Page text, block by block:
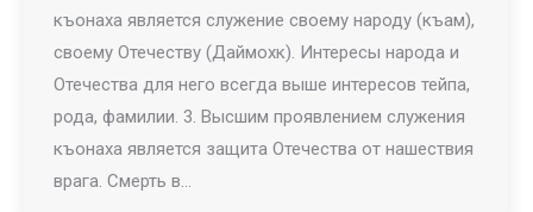
къонаха является служение своему народу (къам),
своему Отечеству (Даймохк). Интересы народа и
Отечества для него всегда выше интересов тейпа,
рода, фамилии. 3. Высшим проявлением служения
къонаха является защита Отечества от нашествия
врага. Смерть в…